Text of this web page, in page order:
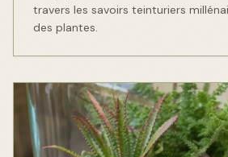
travers les savoirs teinturiers
des plantes.